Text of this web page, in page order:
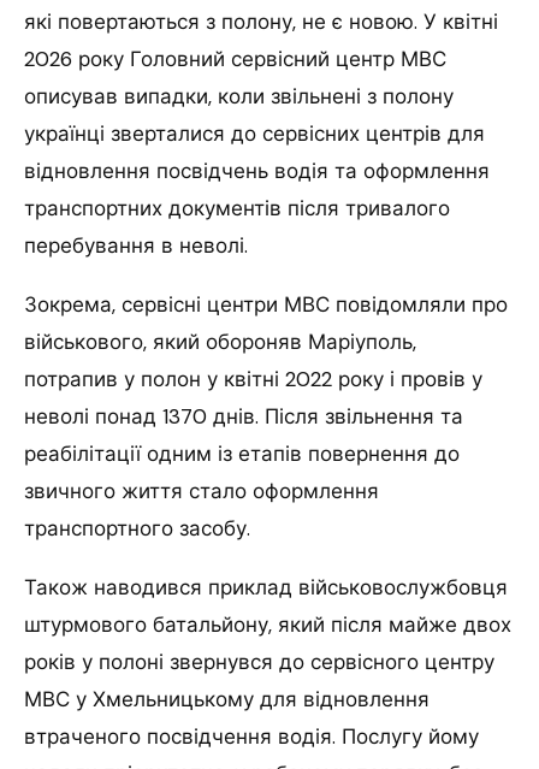
які повертаються з полону, не є новою. У квітні
2026 року Головний сервісний центр МВС
описував випадки, коли звільнені з полону
українці зверталися до сервісних центрів для
відновлення посвідчень водія та оформлення
транспортних документів після тривалого
перебування в неволі.
Зокрема, сервісні центри МВС повідомляли про
військового, який обороняв Маріуполь,
потрапив у полон у квітні 2022 року і провів у
неволі понад 1370 днів. Після звільнення та
реабілітації одним із етапів повернення до
звичного життя стало оформлення
транспортного засобу.
Також наводився приклад військовослужбовця
штурмового батальйону, який після майже двох
років у полоні звернувся до сервісного центру
МВС у Хмельницькому для відновлення
втраченого посвідчення водія. Послугу йому